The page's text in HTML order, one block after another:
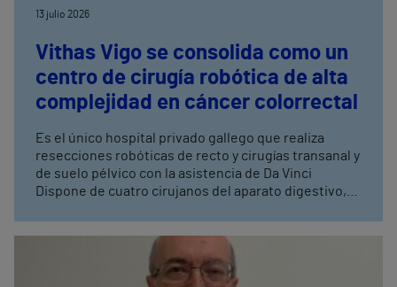
13 julio 2026
Vithas Vigo se consolida como un
centro de cirugía robótica de alta
complejidad en cáncer colorrectal
Es el único hospital privado gallego que realiza
resecciones robóticas de recto y cirugías transanal y
de suelo pélvico con la asistencia de Da Vinci
Dispone de cuatro cirujanos del aparato digestivo,